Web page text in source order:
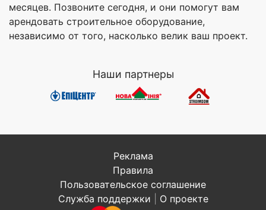
месяцев. Позвоните сегодня, и они помогут вам
арендовать строительное оборудование,
независимо от того, насколько велик ваш проект.
Наши партнеры
Реклама
Правила
Пользовательское соглашение
Служба поддержки
О проекте